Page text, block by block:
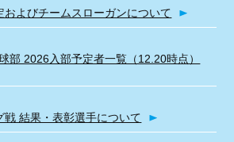
およびチームスローガンについて
部 2026入部予定者一覧（12.20時点）
戦 結果・表彰選手について